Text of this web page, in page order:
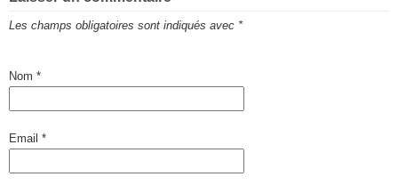
Les champs obligatoires sont indiqués avec *
Nom *
Email *